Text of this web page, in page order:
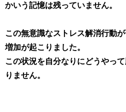
かいう記憶は残っていません。
この無意識なストレス解消行動
増加が起こりました。
この状況を自分なりにどうやっ
りません。